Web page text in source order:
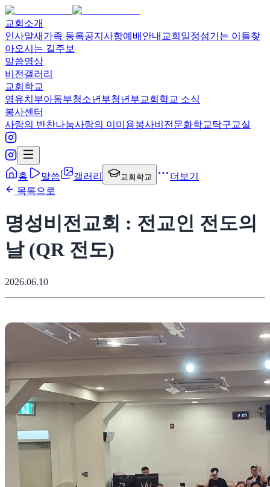
교회소개
인사말새가족 등록공지사항예배안내 교회일정섬기는 이들찾
아오시는 길주보
말씀영상
비전갤러리
교회학교
영유치부아동부청소년부청년부교회학교 소식
봉사센터
사랑의 반찬나눔사랑의 이미용봉사비전문화학교탁구교실
홈 말씀 갤러리 교회학교
더보기
목록으로
명성비전교회 : 전교인 전도의
날 (QR 전도)
2026.06.10